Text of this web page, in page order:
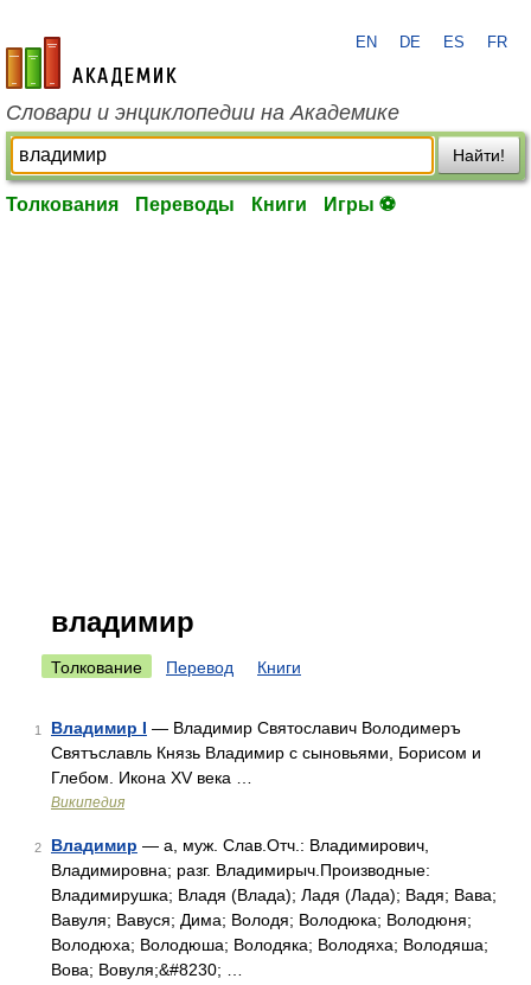
academic.ru
EN DE ES FR
Словари и энциклопедии на Академике
Найти!
Толкования Переводы Книги Игры ⚽
владимир
Толкование Перевод Книги
1 Владимир I — Владимир Святославич Володимеръ
Святъславль Князь Владимир с сыновьями, Борисом и
Глебом. Икона XV века …
Википедия
2 Владимир — а, муж. Слав.Отч.: Владимирович,
Владимировна; разг. Владимирыч.Производные:
Владимирушка; Владя (Влада); Ладя (Лада); Вадя; Вава;
Вавуля; Вавуся; Дима; Володя; Володюка; Володюня;
Володюха; Володюша; Володяка; Володяха; Володяша;
Вова; Вовуля;&#8230; …